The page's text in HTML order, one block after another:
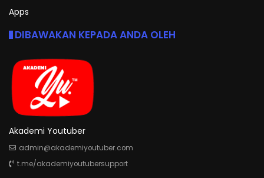
Apps
DIBAWAKAN KEPADA ANDA OLEH
Akademi Youtuber
admin@akademiyoutuber.com
t.me/akademiyoutubersupport